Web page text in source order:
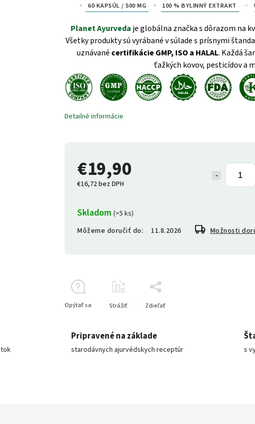
€19,90
€16,72 bez DPH
Skladom (>5 ks)
Môžeme doručiť do:
11.8.2026 Možnosti
60 KAPSÚL / 500 MG 100 % BYLINNÝ EXTRAKT
Planet Ayurveda je globálna značka s dôrazom na
Všetky produkty sú vyrábané v súlade s prísnymi
uznávané certifikácie GMP, ISO a HALAL. Každá
ťažkých kovov, pesticídov a
Detailné informácie
Opýtať sa Strážiť Zdieľať
Pripravené na základe
starodávnych ajurvédskych receptúr s